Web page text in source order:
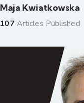
Maja Kwiatkowska
107 Articles Published